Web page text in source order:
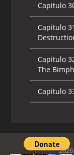
Capitulo
Capitulo
Capitulo
The
Capitulo
Capitulo